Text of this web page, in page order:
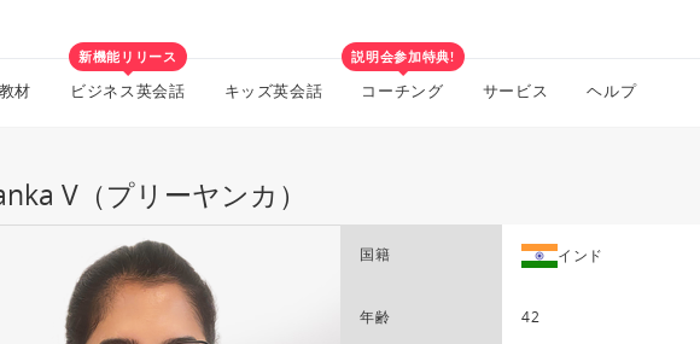
材
新機能リリース
ビジネス英会話 キッズ英会話
説明会参加特典!
コーチング サービス ヘルプ
V（プリーヤンカ）
国籍 インド
年齢 42